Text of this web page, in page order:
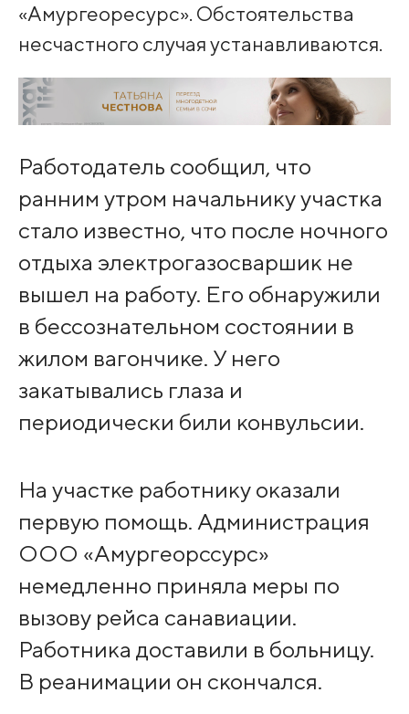
«Амургеоресурс». Обстоятельства
несчастного случая устанавливаются.
Работодатель сообщил, что
ранним утром начальнику участка
стало известно, что после ночного
отдыха электрогазосваршик не
вышел на работу. Его обнаружили
в бессознательном состоянии в
жилом вагончике. У него
закатывались глаза и
периодически били конвульсии.
На участке работнику оказали
первую помощь. Администрация
ООО «Амургеорссурс»
немедленно приняла меры по
вызову рейса санавиации.
Работника доставили в больницу.
В реанимации он скончался.